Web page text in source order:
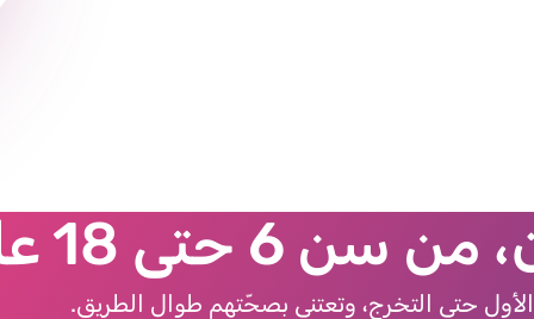
حتى 18 عامًا
حتى التخرج، وتعتني بصحّتهم طوال الطريق.